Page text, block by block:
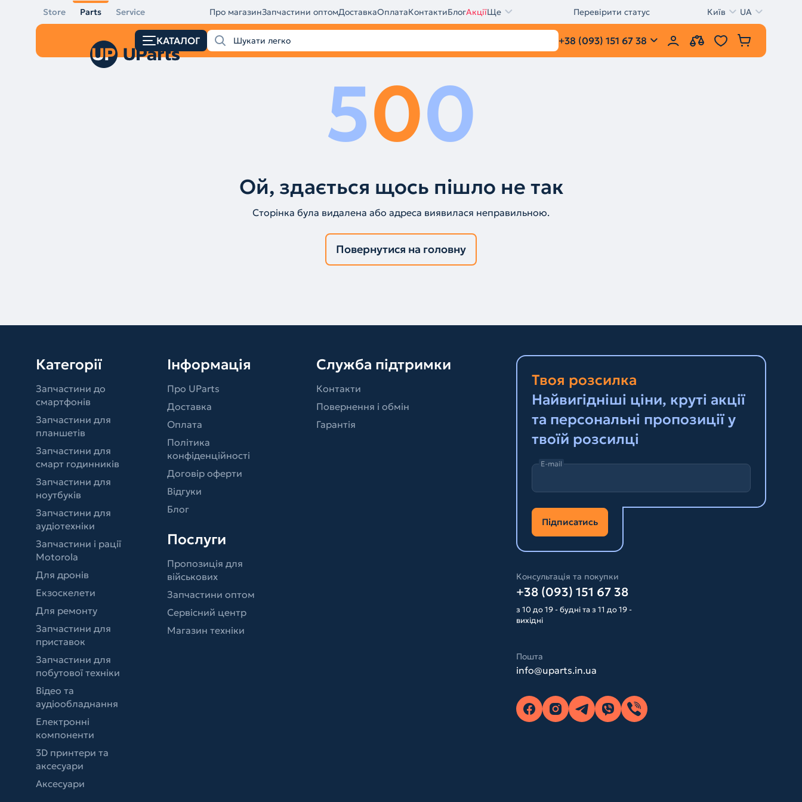
Store Parts Service Про магазинЗапчастини оптомДоставкаОплатаКонтактиБлогАкціїЩе Перевірити статус Київ UA
КАТАЛОГ +38 (093) 151 67 38
500
Ой, здається щось пішло не так
Сторінка була видалена або адреса виявилася неправильною.
Повернутися на головну
Категорії
Запчастини до
смартфонів
Запчастини для
планшетів
Запчастини для
смарт годинників
Запчастини для
ноутбуків
Запчастини для
аудіотехніки
Запчастини і рації
Motorola
Для дронів
Екзоскелети
Для ремонту
Запчастини для
приставок
Запчастини для
побутової техніки
Відео та
аудіообладнання
Електронні
компоненти
3D принтери та
аксесуари
Аксесуари
Інформація
Про UParts
Доставка
Оплата
Політика
конфіденційності
Договір оферти
Відгуки
Блог
Послуги
Пропозиція для
військових
Запчастини оптом
Сервісний центр
Магазин техніки
Служба підтримки
Контакти
Повернення і обмін
Гарантія
Твоя розсилка
Найвигідніші ціни, круті акції
та персональні пропозиції у
твоїй розсилці
E-mail
Підписатись
Консультація та покупки
+38 (093) 151 67 38
з 10 до 19 - будні та з 11 до 19 -
вихідні
Пошта
info@uparts.in.ua